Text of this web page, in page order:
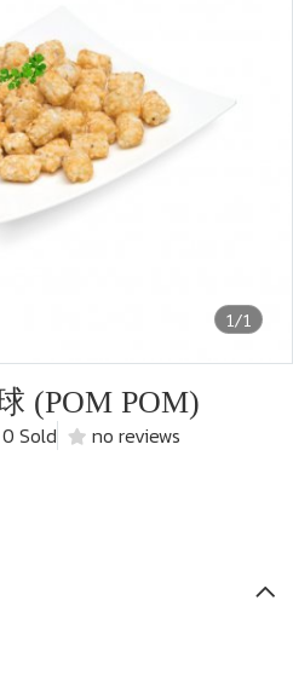
1/1
(POM POM)
0 Sold no reviews